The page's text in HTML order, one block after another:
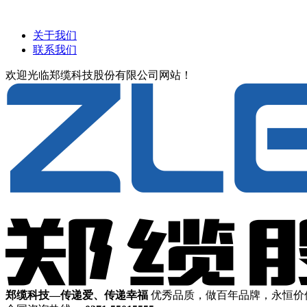
关于我们
联系我们
欢迎光临郑缆科技股份有限公司网站！
郑缆科技—传递爱、传递幸福 优秀品质，做百年品牌，永恒价